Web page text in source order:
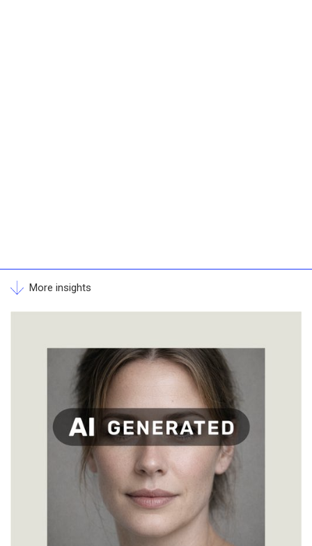
More insights